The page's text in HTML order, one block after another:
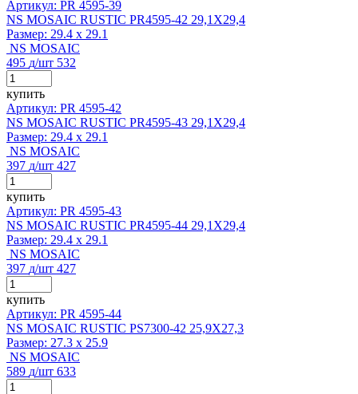
Артикул: PR 4595-39
NS MOSAIC RUSTIC PR4595-42 29,1X29,4
Размер: 29.4 x 29.1
NS MOSAIC
495 д/шт 532
купить
Артикул: PR 4595-42
NS MOSAIC RUSTIC PR4595-43 29,1X29,4
Размер: 29.4 x 29.1
NS MOSAIC
397 д/шт 427
купить
Артикул: PR 4595-43
NS MOSAIC RUSTIC PR4595-44 29,1X29,4
Размер: 29.4 x 29.1
NS MOSAIC
397 д/шт 427
купить
Артикул: PR 4595-44
NS MOSAIC RUSTIC PS7300-42 25,9X27,3
Размер: 27.3 x 25.9
NS MOSAIC
589 д/шт 633